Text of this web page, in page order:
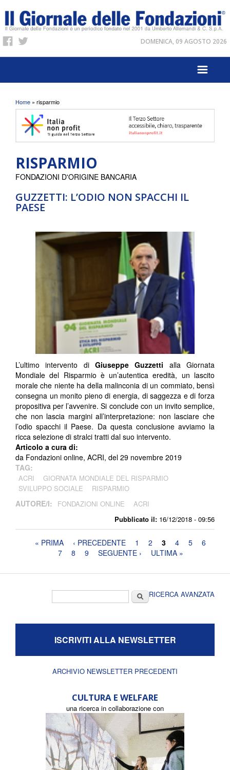
DOMENICA, 09 AGOSTO 2026
Tu sei qui
Home » risparmio
RISPARMIO
GUZZETTI: L’ODIO NON SPACCHI IL
PAESE
Pubblicato il: 16/12/2018 - 09:56
FONDAZIONI D'ORIGINE BANCARIA
L’ultimo intervento di Giuseppe Guzzetti alla Giornata
Mondiale del Risparmio è un’autentica eredità, un lascito
morale che niente ha della malinconia di un commiato, bensì
consegna un monito pieno di energia, di saggezza e di forza
propositiva per l’avvenire. Si conclude con un invito semplice,
che non lascia margini all’interpretazione: non lasciare che
l’odio spacchi il Paese. Da questa conclusione avviamo la
ricca selezione di stralci tratti dal suo intervento.
Articolo a cura di:
da Fondazioni online, ACRI, del 29 novembre 2019
TAG:
ACRI
GIORNATA MONDIALE DEL RISPARMIO
SVILUPPO SOCIALE
RISPARMIO
AUTORE/I: FONDAZIONI ONLINE ACRI
Pagine« PRIMA ‹ PRECEDENTE 1 2 3 4 5
6
7
8 9 SEGUENTE › ULTIMA »
CercaRICERCA AVANZATA
ISCRIVITI ALLA NEWSLETTER
ARCHIVIO NEWSLETTER PRECEDENTI
CULTURA E WELFARE
una ricerca in collaborazione con